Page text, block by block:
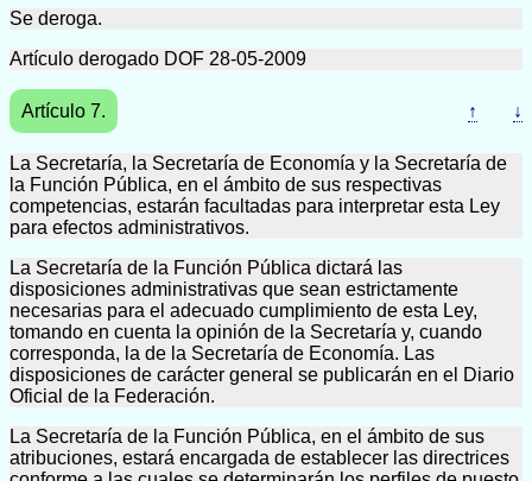
Se deroga.
Artículo derogado DOF 28-05-2009
Artículo 7. ↑ ↓
La Secretaría, la Secretaría de Economía y la Secretaría de
la Función Pública, en el ámbito de sus respectivas
competencias, estarán facultadas para interpretar esta Ley
para efectos administrativos.
La Secretaría de la Función Pública dictará las
disposiciones administrativas que sean estrictamente
necesarias para el adecuado cumplimiento de esta Ley,
tomando en cuenta la opinión de la Secretaría y, cuando
corresponda, la de la Secretaría de Economía. Las
disposiciones de carácter general se publicarán en el Diario
Oficial de la Federación.
La Secretaría de la Función Pública, en el ámbito de sus
atribuciones, estará encargada de establecer las directrices